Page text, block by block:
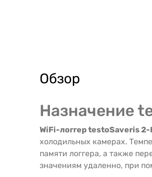
Обзор
Назначение
WiFi-логгер testoSaveris 2-
холодильных камерах.
памяти логгера, а также
значениям удаленно, при